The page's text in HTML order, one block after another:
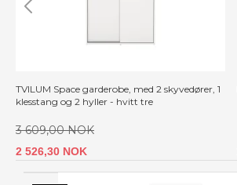
TVILUM Space garderobe, med 2 skyvedører, 1
klesstang og 2 hyller - hvitt tre
3 609,00 NOK
2 526,30 NOK